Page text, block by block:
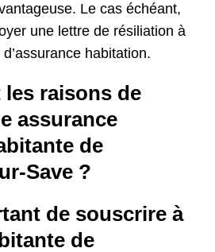
Le cas échéant,
une lettre de résiliation à
habitation.
raisons de
assurance
de
Save ?
de souscrire à
de